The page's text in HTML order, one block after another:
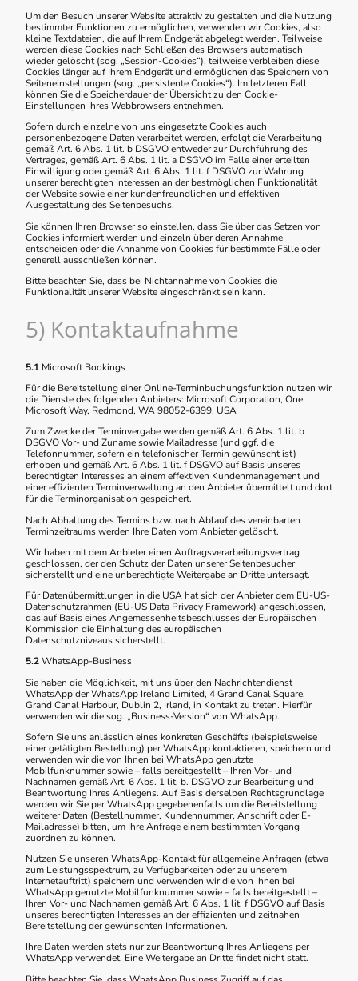
Um den Besuch unserer Website attraktiv zu gestalten und die Nutzung
bestimmter Funktionen zu ermöglichen, verwenden wir Cookies, also
kleine Textdateien, die auf Ihrem Endgerät abgelegt werden. Teilweise
werden diese Cookies nach Schließen des Browsers automatisch
wieder gelöscht (sog. „Session-Cookies“), teilweise verbleiben diese
Cookies länger auf Ihrem Endgerät und ermöglichen das Speichern von
Seiteneinstellungen (sog. „persistente Cookies“). Im letzteren Fall
können Sie die Speicherdauer der Übersicht zu den Cookie-
Einstellungen Ihres Webbrowsers entnehmen.
Sofern durch einzelne von uns eingesetzte Cookies auch
personenbezogene Daten verarbeitet werden, erfolgt die Verarbeitung
gemäß Art. 6 Abs. 1 lit. b DSGVO entweder zur Durchführung des
Vertrages, gemäß Art. 6 Abs. 1 lit. a DSGVO im Falle einer erteilten
Einwilligung oder gemäß Art. 6 Abs. 1 lit. f DSGVO zur Wahrung
unserer berechtigten Interessen an der bestmöglichen Funktionalität
der Website sowie einer kundenfreundlichen und effektiven
Ausgestaltung des Seitenbesuchs.
Sie können Ihren Browser so einstellen, dass Sie über das Setzen von
Cookies informiert werden und einzeln über deren Annahme
entscheiden oder die Annahme von Cookies für bestimmte Fälle oder
generell ausschließen können.
Bitte beachten Sie, dass bei Nichtannahme von Cookies die
Funktionalität unserer Website eingeschränkt sein kann.
5) Kontaktaufnahme
5.1 Microsoft Bookings
Für die Bereitstellung einer Online-Terminbuchungsfunktion nutzen wir
die Dienste des folgenden Anbieters: Microsoft Corporation, One
Microsoft Way, Redmond, WA 98052-6399, USA
Zum Zwecke der Terminvergabe werden gemäß Art. 6 Abs. 1 lit. b
DSGVO Vor- und Zuname sowie Mailadresse (und ggf. die
Telefonnummer, sofern ein telefonischer Termin gewünscht ist)
erhoben und gemäß Art. 6 Abs. 1 lit. f DSGVO auf Basis unseres
berechtigten Interesses an einem effektiven Kundenmanagement und
einer effizienten Terminverwaltung an den Anbieter übermittelt und dort
für die Terminorganisation gespeichert.
Nach Abhaltung des Termins bzw. nach Ablauf des vereinbarten
Terminzeitraums werden Ihre Daten vom Anbieter gelöscht.
Wir haben mit dem Anbieter einen Auftragsverarbeitungsvertrag
geschlossen, der den Schutz der Daten unserer Seitenbesucher
sicherstellt und eine unberechtigte Weitergabe an Dritte untersagt.
Für Datenübermittlungen in die USA hat sich der Anbieter dem EU-US-
Datenschutzrahmen (EU-US Data Privacy Framework) angeschlossen,
das auf Basis eines Angemessenheitsbeschlusses der Europäischen
Kommission die Einhaltung des europäischen
Datenschutzniveaus sicherstellt.
5.2WhatsApp-Business
Sie haben die Möglichkeit, mit uns über den Nachrichtendienst
WhatsApp der WhatsApp Ireland Limited, 4 Grand Canal Square,
Grand Canal Harbour, Dublin 2, Irland, in Kontakt zu treten. Hierfür
verwenden wir die sog. „Business-Version“ von WhatsApp.
Sofern Sie uns anlässlich eines konkreten Geschäfts (beispielsweise
einer getätigten Bestellung) per WhatsApp kontaktieren, speichern und
verwenden wir die von Ihnen bei WhatsApp genutzte
Mobilfunknummer sowie – falls bereitgestellt – Ihren Vor- und
Nachnamen gemäß Art. 6 Abs. 1 lit. b. DSGVO zur Bearbeitung und
Beantwortung Ihres Anliegens. Auf Basis derselben Rechtsgrundlage
werden wir Sie per WhatsApp gegebenenfalls um die Bereitstellung
weiterer Daten (Bestellnummer, Kundennummer, Anschrift oder E-
Mailadresse) bitten, um Ihre Anfrage einem bestimmten Vorgang
zuordnen zu können.
Nutzen Sie unseren WhatsApp-Kontakt für allgemeine Anfragen (etwa
zum Leistungsspektrum, zu Verfügbarkeiten oder zu unserem
Internetauftritt) speichern und verwenden wir die von Ihnen bei
WhatsApp genutzte Mobilfunknummer sowie – falls bereitgestellt –
Ihren Vor- und Nachnamen gemäß Art. 6 Abs. 1 lit. f DSGVO auf Basis
unseres berechtigten Interesses an der effizienten und zeitnahen
Bereitstellung der gewünschten Informationen.
Ihre Daten werden stets nur zur Beantwortung Ihres Anliegens per
WhatsApp verwendet. Eine Weitergabe an Dritte findet nicht statt.